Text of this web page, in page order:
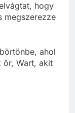
hogy
megszerezze
ahol
őr, Wart, akit